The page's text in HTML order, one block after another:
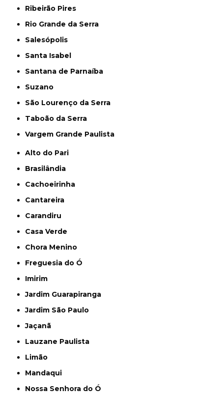
Ribeirão Pires
Rio Grande da Serra
Salesópolis
Santa Isabel
Santana de Parnaíba
Suzano
São Lourenço da Serra
Taboão da Serra
Vargem Grande Paulista
Alto do Pari
Brasilândia
Cachoeirinha
Cantareira
Carandiru
Casa Verde
Chora Menino
Freguesia do Ó
Imirim
Jardim Guarapiranga
Jardim São Paulo
Jaçanã
Lauzane Paulista
Limão
Mandaqui
Nossa Senhora do Ó